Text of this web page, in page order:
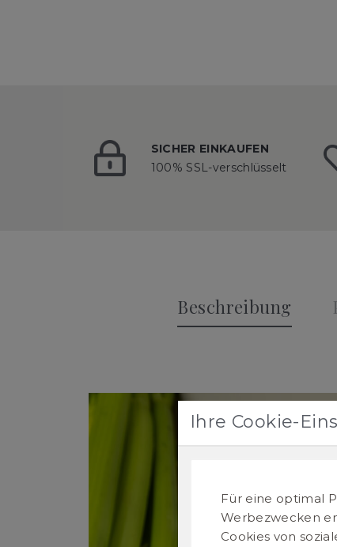
SICHER EINKAUFEN
100% SSL-verschlüsselt
Beschreibung
Ihre Cookie-
Für eine optimal
Werbezwecken
Cookies von